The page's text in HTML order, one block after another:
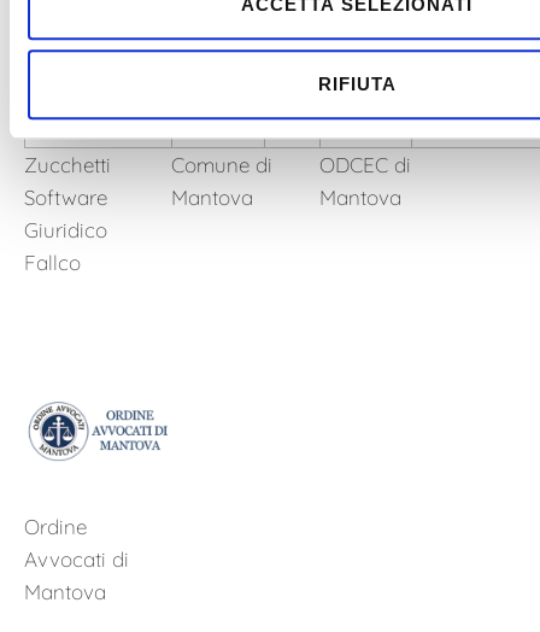
ACCETTA SELEZIONATI
RIFIUTA
Zucchetti
Software
Giuridico
Fallco
Comune di
Mantova
ODCEC di
Mantova
Ordine
Avvocati di
Mantova